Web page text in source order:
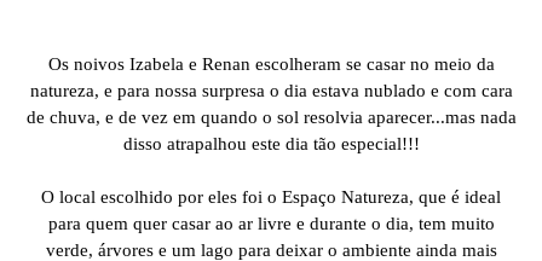
Os noivos Izabela e Renan escolheram se casar no meio da
natureza, e para nossa surpresa o dia estava nublado e com cara
de chuva, e de vez em quando o sol resolvia aparecer...mas nada
disso atrapalhou este dia tão especial!!!
O local escolhido por eles foi o Espaço Natureza, que é ideal
para quem quer casar ao ar livre e durante o dia, tem muito
verde, árvores e um lago para deixar o ambiente ainda mais